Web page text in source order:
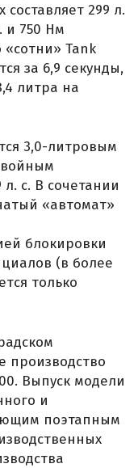
299 л.
и 750 Нм
«сотни» Tank
за 6,9 секунды,
литра на
3,0-литровым
с. В сочетании
«автомат»
блокировки
(в более
только
производство
Выпуск модели
и
поэтапным